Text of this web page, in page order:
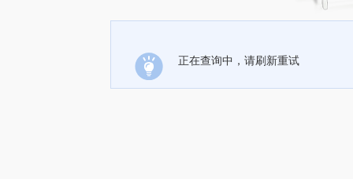
正在查询中，请刷新重试